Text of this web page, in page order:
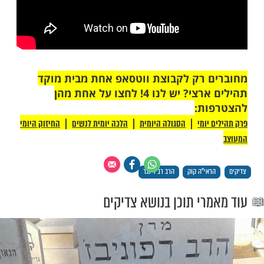
רק לקבוצת ווטסאפ אחת מבית מוקד
תהילים ארצי? יש לנו 4! לחצו על אחת מהן